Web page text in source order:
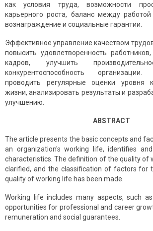
как условия труда, возможности
карьерного роста, баланс между
вознаграждение и социальные гарантии.
Эффективное управление качеством
повысить удовлетворенность работников,
кадров, улучшить
конкурентоспособность
проводить регулярные оценки уровня
жизни, анализировать результаты и
улучшению.
ABSTRACT
The article presents the basic concepts and
an organization's working life, identifies
characteristics. The definition of the quality of
clarified, and the classification of factors for
quality of working life has been made.
Working life includes many aspects, such
opportunities for professional and career
remuneration and social guarantees.